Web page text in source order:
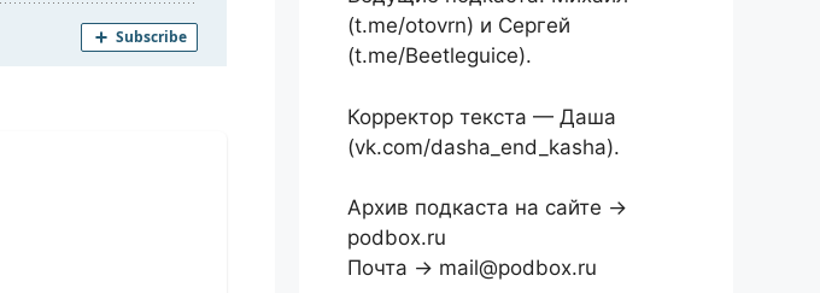
(t.me/otovrn) и Сергей
(t.me/Beetleguice).
Корректор текста — Даша
(vk.com/dasha_end_kasha).
Архив подкаста на сайте →
podbox.ru
Почта → mail@podbox.ru